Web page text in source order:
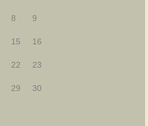
8 9
15 16
22 23
29 30